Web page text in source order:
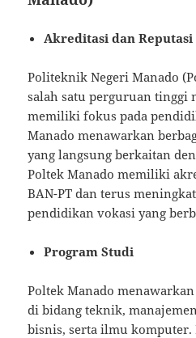
Akreditasi dan Reputasi
Politeknik Negeri Manado
salah satu perguruan tinggi
memiliki fokus pada
Manado menawarkan
yang langsung berkaitan
Poltek Manado memiliki
BAN-PT dan terus
pendidikan vokasi yang
Program Studi
Poltek Manado
di bidang teknik,
bisnis, serta ilmu